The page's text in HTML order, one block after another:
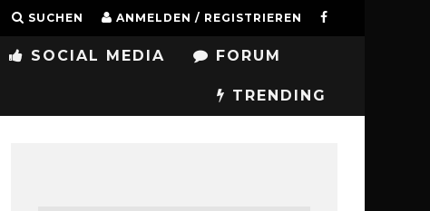
SUCHEN ANMELDEN / REGISTRIEREN
SOCIAL MEDIA FORUM
TRENDING